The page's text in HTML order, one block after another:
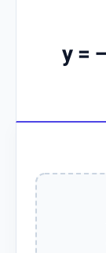
שיפוע ומשוואת הישר — y =